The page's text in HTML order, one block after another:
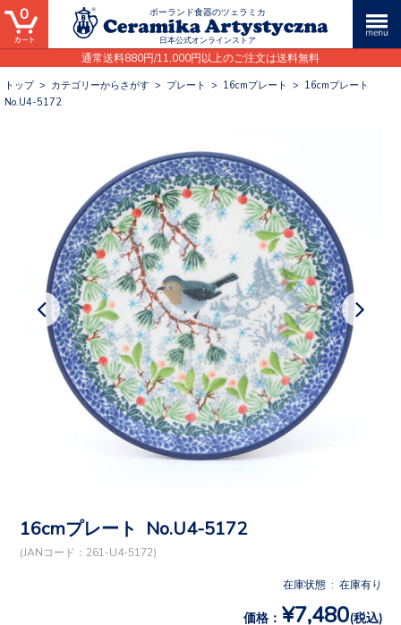
ポーランド食器のツェラミカ
日本公式オンラインストア
通常送料880円/11,000円以上のご注文は送料無料
0
トップ> カテゴリーからさがす > プレート > 16cmプレート > 16cmプレート
No.U4-5172
16cmプレート No.U4-5172
(JANコード：261-U4-5172)
在庫状態 : 在庫有り
価格： ¥7,480(税込)